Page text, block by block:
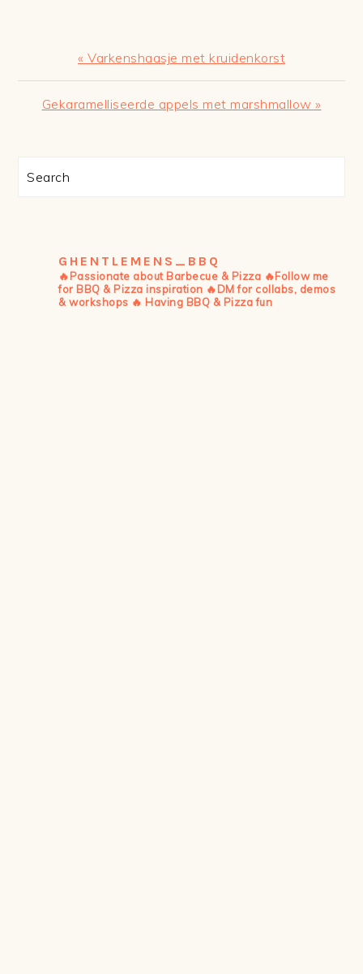
Vorig
bericht:
« Varkenshaasje met kruidenkorst
Volgend
Gekaramelliseerde appels met marshmallow »
SIDEBAR
Search
GHENTLEMENS_BBQ
🔥Passionate about Barbecue & Pizza 🔥Follow me
for BBQ & Pizza inspiration 🔥DM for collabs, demos
& workshops 🔥 Having BBQ & Pizza fun